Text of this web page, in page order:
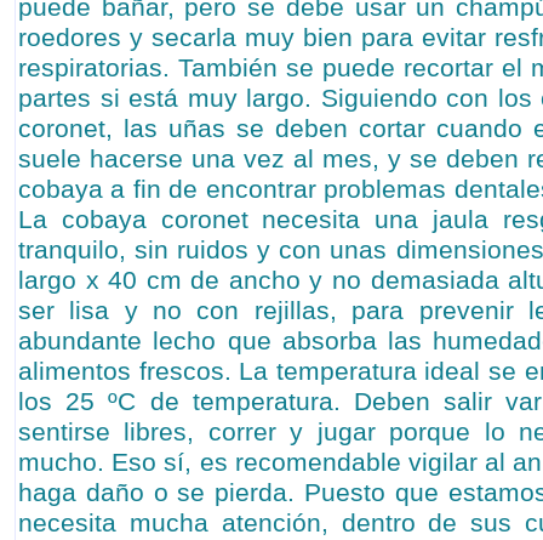
puede bañar, pero se debe usar un
roedores y secarla muy bien para evitar
respiratorias. También se puede recortar el
partes si está muy largo. Siguiendo con
coronet, las uñas se deben cortar cuando
suele hacerse una vez al mes, y se deben
cobaya a fin de encontrar problemas
La cobaya coronet necesita una jaula
tranquilo, sin ruidos y con unas
largo x 40 cm de ancho y no demasiada
ser lisa y no con rejillas, para prevenir
abundante lecho que absorba las
alimentos frescos. La temperatura ideal se
los 25 ºC de temperatura. Deben salir
sentirse libres, correr y jugar porque lo
mucho. Eso sí, es recomendable vigilar al
haga daño o se pierda. Puesto que
necesita mucha atención, dentro de sus